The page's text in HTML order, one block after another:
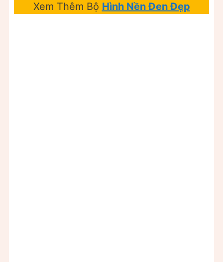
Xem Thêm Bộ Hình Nền Đen Đẹp